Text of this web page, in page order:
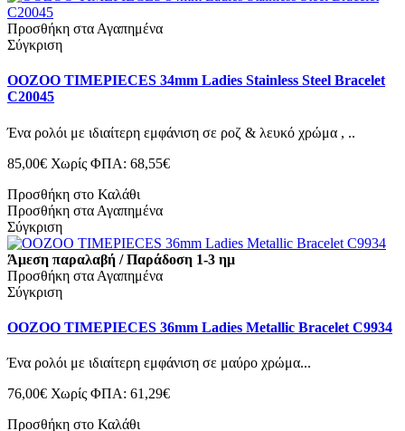
Προσθήκη στα Αγαπημένα
Σύγκριση
OOZOO TIMEPIECES 34mm Ladies Stainless Steel Bracelet
C20045
Ένα ρολόι με ιδιαίτερη εμφάνιση σε ροζ & λευκό χρώμα , ..
85,00€ Χωρίς ΦΠΑ: 68,55€
Προσθήκη στο Καλάθι
Προσθήκη στα Αγαπημένα
Σύγκριση
Άμεση παραλαβή / Παράδοση 1-3 ημ
Προσθήκη στα Αγαπημένα
Σύγκριση
OOZOO TIMEPIECES 36mm Ladies Metallic Bracelet C9934
Ένα ρολόι με ιδιαίτερη εμφάνιση σε μαύρο χρώμα...
76,00€ Χωρίς ΦΠΑ: 61,29€
Προσθήκη στο Καλάθι